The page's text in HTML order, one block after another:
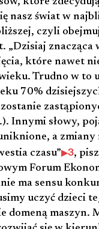
nasz świat w
czyli
„Dzisiaj znacząca
które nawet
Trudno w to
70%
Innymi słowy,
a zmiany
czasu”
3,
Forum
ma sensu
uczyć dzieci
domeną maszyn.